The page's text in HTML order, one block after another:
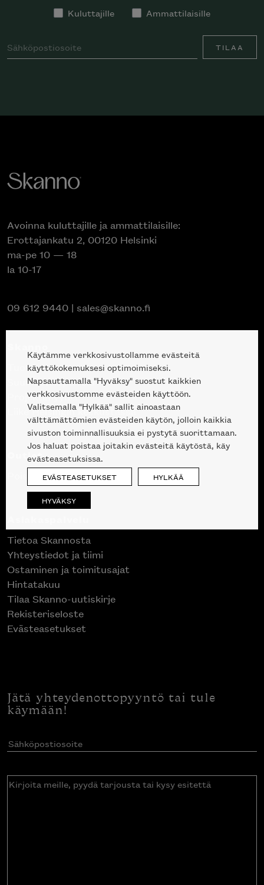
Kuluttajille Ammattilaisille
TILAA
Avoinna kuluttajille ja ammattilaisille:
Erottajankatu 2, 00120 Helsinki
ma-pe 10 — 18
la 10-17
09 612 9440 | sales@skanno.fi
Tuotteet
Suunnittelupalvelu
Projektimyynti
Liike Helsingin keskustassa
Outlet
Poistuvat mallikappaleet
Tietoa Skannosta
Yhteystiedot ja tiimi
Ostaminen ja toimitusajat
Hintatakuu
Tilaa Skanno-uutiskirje
Rekisteriseloste
Evästeasetukset
Jätä yhteydenottopyyntö tai tule
käymään!
Sähköpostiosoite(Pakollinen)
Kirjoita
Käytämme verkkosivustollamme evästeitä
käyttökokemuksesi optimoimiseksi.
Napsauttamalla "Hyväksy" suostut kaikkien
verkkosivustomme evästeiden käyttöön.
Valitsemalla "Hylkää" sallit ainoastaan
välttämättömien evästeiden käytön, jolloin kaikkia
sivuston toiminnallisuuksia ei pystytä suorittamaan.
Jos haluat poistaa joitakin evästeitä käytöstä, käy
evästeasetuksissa.
EVÄSTEASETUKSET HYLKÄÄ
HYVÄKSY